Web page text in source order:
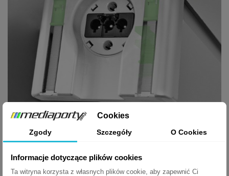
Zastosowanie:
biurka i blaty kuchenne
Cookies
Zgody Szczegóły O Cookies
Informacje dotyczące plików cookies
Ta witryna korzysta z własnych plików cookie, aby zapewnić Ci